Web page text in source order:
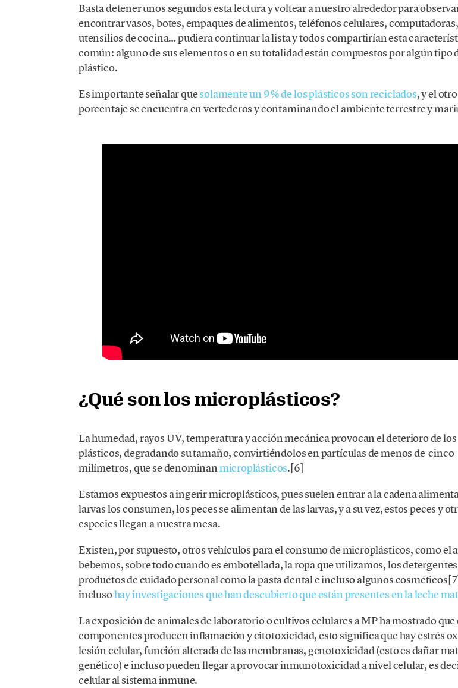
Basta detener unos segundos esta lectura y voltear a nuestro alrededor para
encontrar vasos, botes, empaques de alimentos, teléfonos celulares,
utensilios de cocina… pudiera continuar la lista y todos compartirían esta
común: alguno de sus elementos o en su totalidad están compuestos por algún tipo
plástico.
Es importante señalar quesolamente un 9% de los plásticos son reciclados, y el otro
porcentaje se encuentra en vertederos y contaminando el ambiente terrestre y
¿Qué son los microplásticos?
La humedad, rayos UV, temperatura y acción mecánica provocan el deterioro de los
plásticos, degradando su tamaño, convirtiéndolos en partículas de menos de cinco
milímetros, que se denominanmicroplásticos.[6]
Estamos expuestos a ingerir microplásticos, pues suelen entrar a la cadena
larvas los consumen, los peces se alimentan de las larvas, y a su vez, estos peces y
especies llegan a nuestra mesa.
Existen, por supuesto, otros vehículos para el consumo de microplásticos, como el
bebemos, sobre todo cuando es embotellada, la ropa que utilizamos, los
productos de cuidado personal como la pasta dental e incluso algunos
inclusohay investigaciones que han descubierto que están presentes en la leche
La exposición de animales de laboratorio o cultivos celulares a MP ha mostrado que
componentes producen inflamación y citotoxicidad, esto significa que hay estrés
lesión celular, función alterada de las membranas, genotoxicidad (esto es dañar
genético) e incluso pueden llegar a provocar inmunotoxicidad a nivel celular, es
celular al sistema inmune.